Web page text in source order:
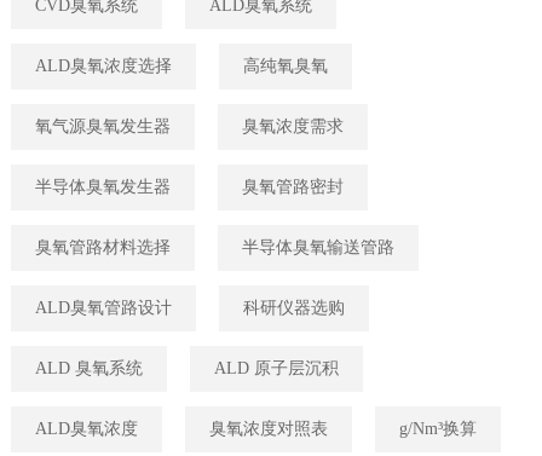
CVD臭氧系统 ALD臭氧系统
ALD臭氧浓度选择 高纯氧臭氧
氧气源臭氧发生器 臭氧浓度需求
半导体臭氧发生器 臭氧管路密封
臭氧管路材料选择 半导体臭氧输送管路
ALD臭氧管路设计 科研仪器选购
ALD 臭氧系统 ALD 原子层沉积
ALD臭氧浓度 臭氧浓度对照表 g/Nm³换算